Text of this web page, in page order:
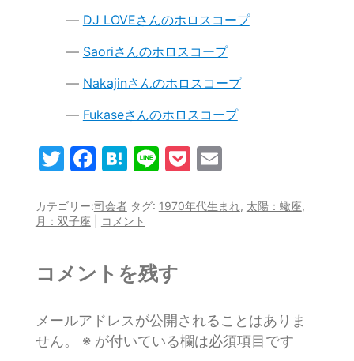
DJ LOVEさんのホロスコープ
Saoriさんのホロスコープ
Nakajinさんのホロスコープ
Fukaseさんのホロスコープ
T
itt
er
F
c
e
b
o
o
k
H
e
n
a
Li
e
P
c
E
ai
カテゴリー:司会者 タグ: 1970年代生まれ, 太陽：蠍座,
月：双子座
コメント
コメントを残す
メールアドレスが公開されることはありま
せん。
※が付いている欄は必須項目です